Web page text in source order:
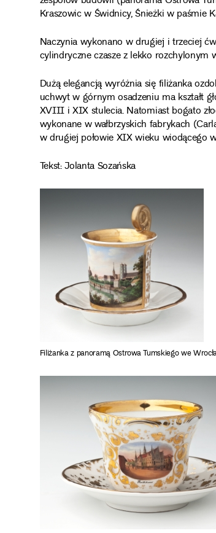
Kraszowic w Świdnicy, Śnieżki w paśmie
Naczynia wykonano w drugiej i trzeciej
cylindryczne czasze z lekko
Dużą elegancją wyróżnia się filiżanka
uchwyt w górnym osadzeniu ma kształt
XVIII i XIX stulecia. Natomiast bogato
wykonane w wałbrzyskich fabrykach
w drugiej połowie XIX wieku wiodącego
Tekst: Jolanta Sozańska
Filiżanka z panoramą Ostrowa Tumskiego we